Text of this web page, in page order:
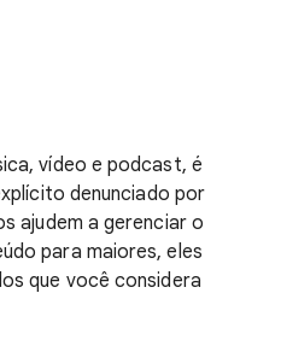
vídeo e podcast, é
denunciado por
ajudem a gerenciar o
para maiores, eles
que você considera